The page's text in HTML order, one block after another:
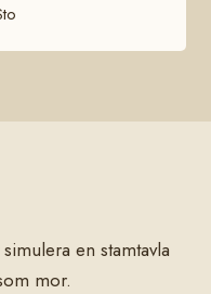
en stamtavla
mor.